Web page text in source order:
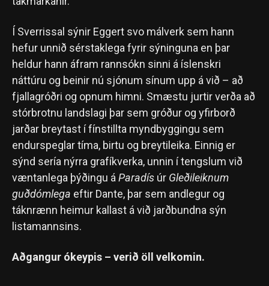
Í Sverrissal sýnir Eggert svo málverk sem hann
hefur unnið sérstaklega fyrir sýninguna en þar
heldur hann áfram rannsókn sinni á íslenskri
náttúru og beinir nú sjónum sínum upp á við – að
fjallagróðri og opnum himni. Smæstu jurtir verða að
stórbrotnu landslagi þar sem gróður og yfirborð
jarðar breytast í fínstillta myndbyggingu sem
endurspeglar tíma, birtu og breytileika. Einnig er
sýnd sería nýrra grafíkverka, unnin í tengslum við
væntanlega þýðingu á Paradís úr Gleðileiknum
guðdómlega eftir Dante, þar sem andlegur og
táknrænn heimur kallast á við jarðbundna sýn
listamannsins.
Aðgangur ókeypis – verið öll velkomin.